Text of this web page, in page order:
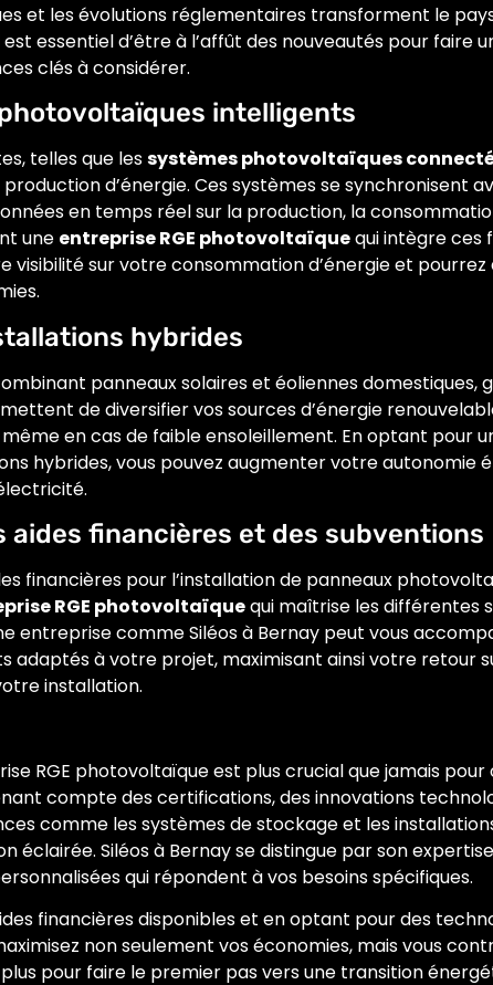
et les évolutions réglementaires transforment le
essentiel d’être à l’affût des nouveautés pour faire
clés à considérer.
intelligents
telles que lessystèmes photovoltaïques
d’énergie. Ces systèmes se synchronisent
en temps réel sur la production, la
une entreprise RGE photovoltaïquequi intègre ces
visibilité sur votre consommation d’énergie et
hybrides
panneaux solaires et éoliennes domestiques,
de diversifier vos sources d’énergie
en cas de faible ensoleillement. En optant pour
hybrides, vous pouvez augmenter votre autonomie
aides financières et des subventions
financières pour l’installation de panneaux
RGE photovoltaïquequi maîtrise les différentes
entreprise comme Siléos à Bernay peut vous
adaptés à votre projet, maximisant ainsi votre retour
installation.
RGE photovoltaïque est plus crucial que jamais
compte des certifications, des innovations
comme les systèmes de stockage et les
éclairée. Siléos à Bernay se distingue par son
qui répondent à vos besoins spécifiques.
financières disponibles et en optant pour des
non seulement vos économies, mais vous
pour faire le premier pas vers une transition